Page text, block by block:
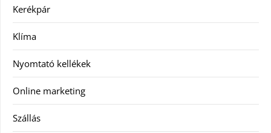
Kerékpár
Klíma
Nyomtató kellékek
Online marketing
Szállás